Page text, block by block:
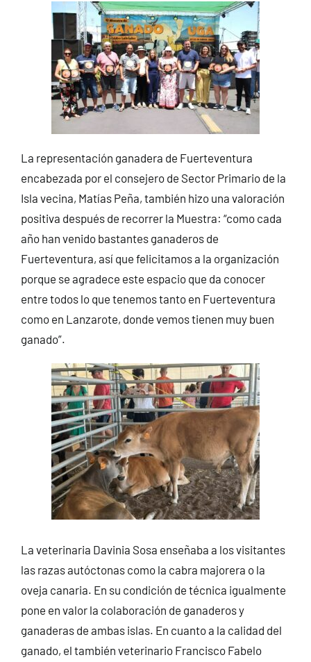
La representación ganadera de Fuerteventura
encabezada por el consejero de Sector Primario de la
Isla vecina, Matías Peña, también hizo una valoración
positiva después de recorrer la Muestra: “como cada
año han venido bastantes ganaderos de
Fuerteventura, así que felicitamos a la organización
porque se agradece este espacio que da conocer
entre todos lo que tenemos tanto en Fuerteventura
como en Lanzarote, donde vemos tienen muy buen
ganado”.
La veterinaria Davinia Sosa enseñaba a los visitantes
las razas autóctonas como la cabra majorera o la
oveja canaria. En su condición de técnica igualmente
pone en valor la colaboración de ganaderos y
ganaderas de ambas islas. En cuanto a la calidad del
ganado, el también veterinario Francisco Fabelo